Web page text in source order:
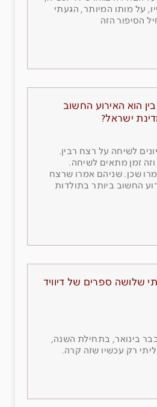
על מותו המיותר, הגעתי
הסיפור הזה
הוא האירוע החשוב
ישראל?
לשיחה על רצח רבין.
זמן מתאים לשיחה.
שכן. שניהם אמרו שרצח
החשוב ביותר בתולדות
שלושה ספרים של דיוויד
בינואר, בתחילת השנה,